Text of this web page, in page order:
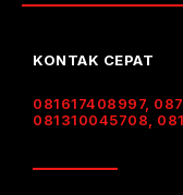
KONTAK CEPAT
081617408997,
081310045708,